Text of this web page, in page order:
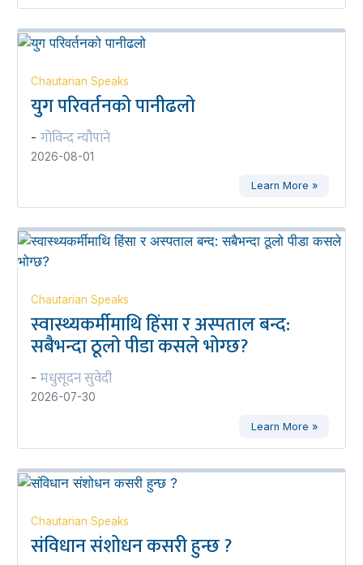
Chautarian Speaks
युग परिवर्तनको पानीढलो
- गोविन्द न्यौपाने
2026-08-01
Learn More »
Chautarian Speaks
स्वास्थ्यकर्मीमाथि हिंसा र अस्पताल बन्द:
सबैभन्दा ठूलो पीडा कसले भोग्छ?
- मधुसूदन सुवेदी
2026-07-30
Learn More »
Chautarian Speaks
संविधान संशोधन कसरी हुन्छ ?